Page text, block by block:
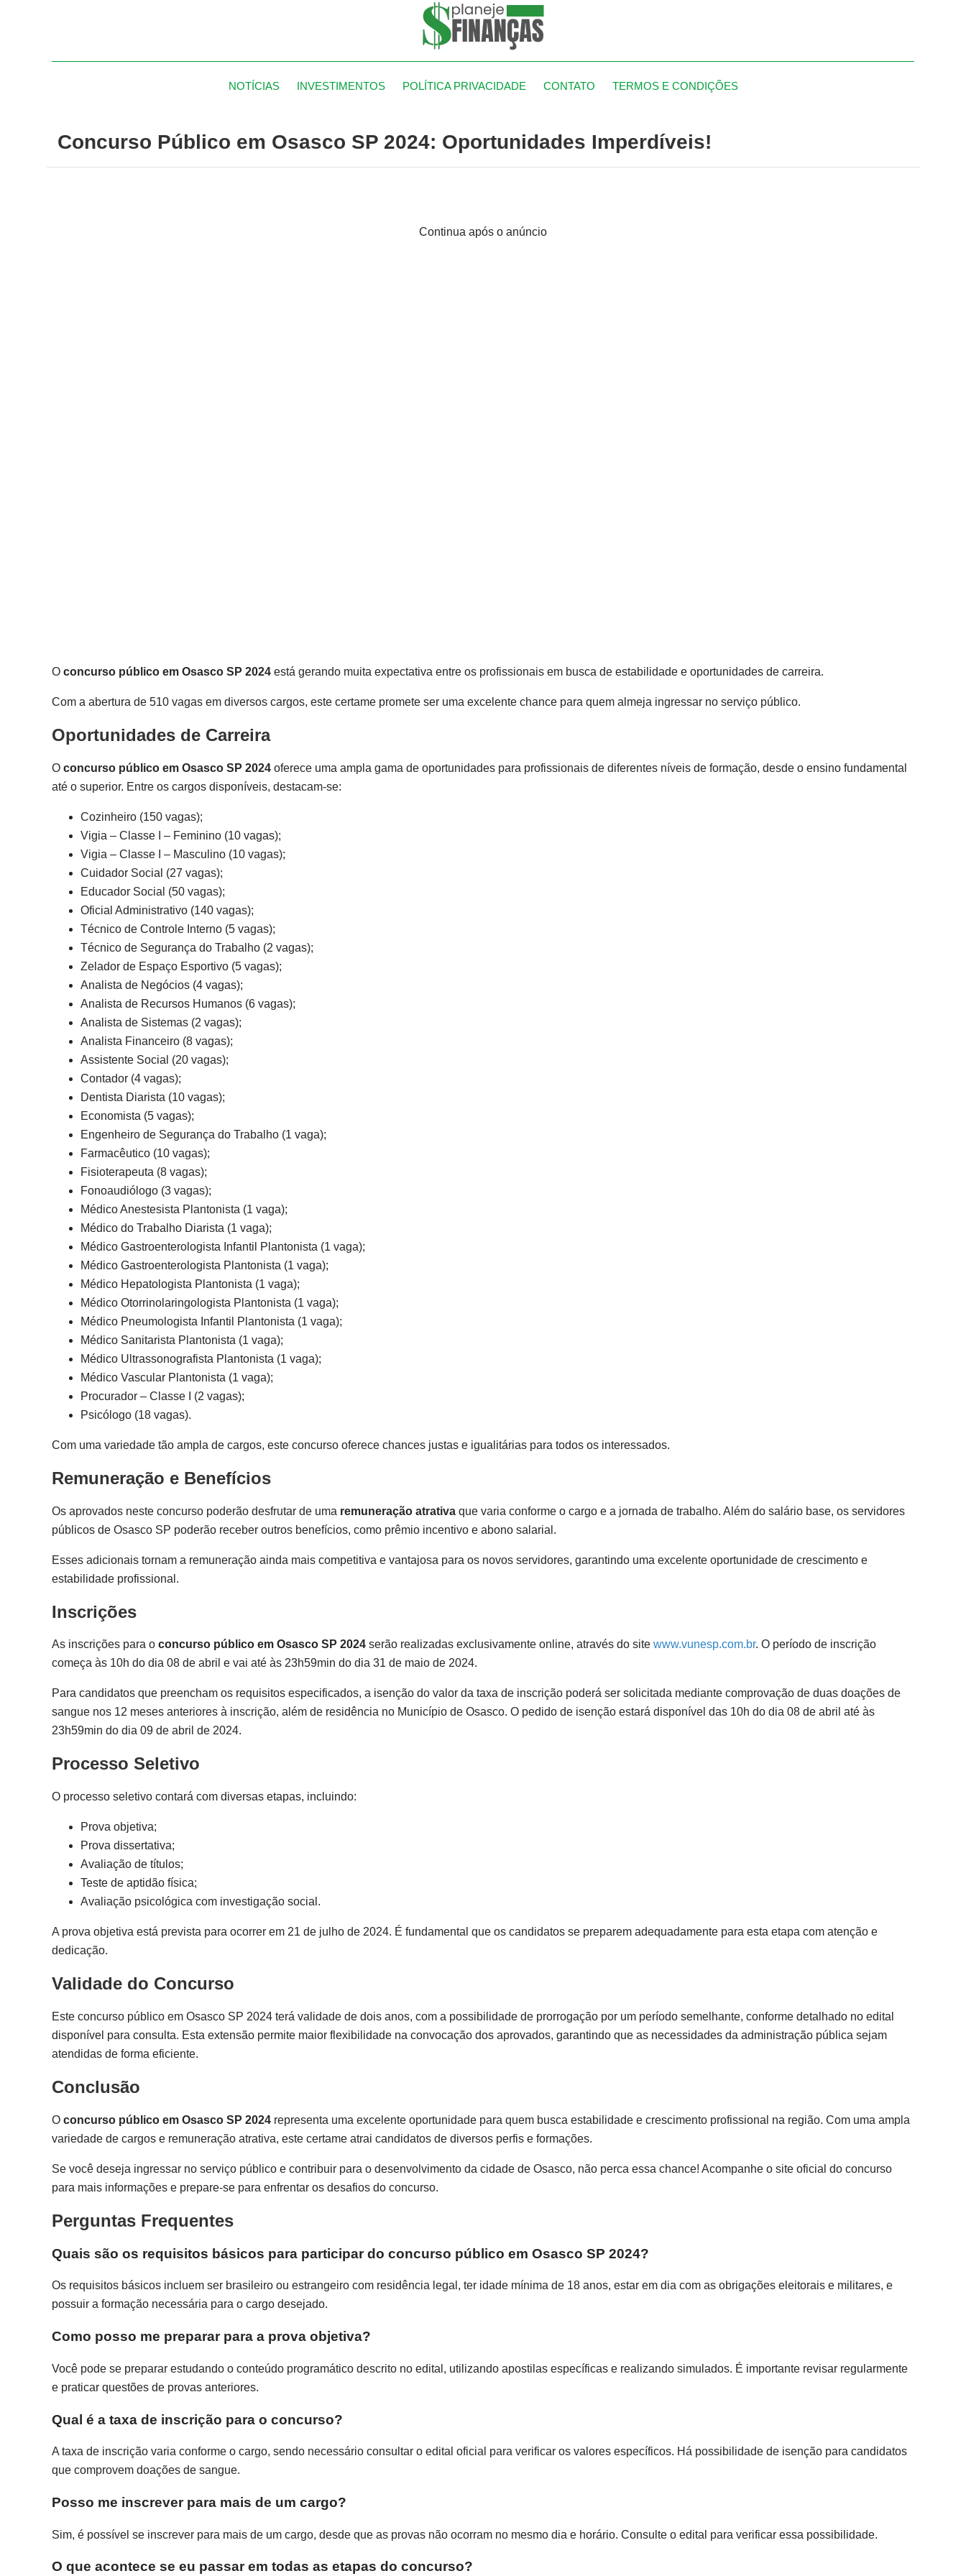
NOTÍCIAS INVESTIMENTOS POLÍTICA PRIVACIDADE CONTATO TERMOS E CONDIÇÕES
Concurso Público em Osasco SP 2024: Oportunidades Imperdíveis!
Continua após o anúncio
O concurso público em Osasco SP 2024 está gerando muita expectativa entre os profissionais em busca de estabilidade e oportunidades de carreira.
Com a abertura de 510 vagas em diversos cargos, este certame promete ser uma excelente chance para quem almeja ingressar no serviço público.
Oportunidades de Carreira
O concurso público em Osasco SP 2024 oferece uma ampla gama de oportunidades para profissionais de diferentes níveis de formação, desde o ensino fundamental
até o superior. Entre os cargos disponíveis, destacam-se:
Cozinheiro (150 vagas);
Vigia – Classe I – Feminino (10 vagas);
Vigia – Classe I – Masculino (10 vagas);
Cuidador Social (27 vagas);
Educador Social (50 vagas);
Oficial Administrativo (140 vagas);
Técnico de Controle Interno (5 vagas);
Técnico de Segurança do Trabalho (2 vagas);
Zelador de Espaço Esportivo (5 vagas);
Analista de Negócios (4 vagas);
Analista de Recursos Humanos (6 vagas);
Analista de Sistemas (2 vagas);
Analista Financeiro (8 vagas);
Assistente Social (20 vagas);
Contador (4 vagas);
Dentista Diarista (10 vagas);
Economista (5 vagas);
Engenheiro de Segurança do Trabalho (1 vaga);
Farmacêutico (10 vagas);
Fisioterapeuta (8 vagas);
Fonoaudiólogo (3 vagas);
Médico Anestesista Plantonista (1 vaga);
Médico do Trabalho Diarista (1 vaga);
Médico Gastroenterologista Infantil Plantonista (1 vaga);
Médico Gastroenterologista Plantonista (1 vaga);
Médico Hepatologista Plantonista (1 vaga);
Médico Otorrinolaringologista Plantonista (1 vaga);
Médico Pneumologista Infantil Plantonista (1 vaga);
Médico Sanitarista Plantonista (1 vaga);
Médico Ultrassonografista Plantonista (1 vaga);
Médico Vascular Plantonista (1 vaga);
Procurador – Classe I (2 vagas);
Psicólogo (18 vagas).
Com uma variedade tão ampla de cargos, este concurso oferece chances justas e igualitárias para todos os interessados.
Remuneração e Benefícios
Os aprovados neste concurso poderão desfrutar de uma remuneração atrativa que varia conforme o cargo e a jornada de trabalho. Além do salário base, os servidores
públicos de Osasco SP poderão receber outros benefícios, como prêmio incentivo e abono salarial.
Esses adicionais tornam a remuneração ainda mais competitiva e vantajosa para os novos servidores, garantindo uma excelente oportunidade de crescimento e
estabilidade profissional.
Inscrições
As inscrições para o concurso público em Osasco SP 2024 serão realizadas exclusivamente online, através do site www.vunesp.com.br. O período de inscrição
começa às 10h do dia 08 de abril e vai até às 23h59min do dia 31 de maio de 2024.
Para candidatos que preencham os requisitos especificados, a isenção do valor da taxa de inscrição poderá ser solicitada mediante comprovação de duas doações de
sangue nos 12 meses anteriores à inscrição, além de residência no Município de Osasco. O pedido de isenção estará disponível das 10h do dia 08 de abril até às
23h59min do dia 09 de abril de 2024.
Processo Seletivo
O processo seletivo contará com diversas etapas, incluindo:
Prova objetiva;
Prova dissertativa;
Avaliação de títulos;
Teste de aptidão física;
Avaliação psicológica com investigação social.
A prova objetiva está prevista para ocorrer em 21 de julho de 2024. É fundamental que os candidatos se preparem adequadamente para esta etapa com atenção e
dedicação.
Validade do Concurso
Este concurso público em Osasco SP 2024 terá validade de dois anos, com a possibilidade de prorrogação por um período semelhante, conforme detalhado no edital
disponível para consulta. Esta extensão permite maior flexibilidade na convocação dos aprovados, garantindo que as necessidades da administração pública sejam
atendidas de forma eficiente.
Conclusão
O concurso público em Osasco SP 2024 representa uma excelente oportunidade para quem busca estabilidade e crescimento profissional na região. Com uma ampla
variedade de cargos e remuneração atrativa, este certame atrai candidatos de diversos perfis e formações.
Se você deseja ingressar no serviço público e contribuir para o desenvolvimento da cidade de Osasco, não perca essa chance! Acompanhe o site oficial do concurso
para mais informações e prepare-se para enfrentar os desafios do concurso.
Perguntas Frequentes
Quais são os requisitos básicos para participar do concurso público em Osasco SP 2024?
Os requisitos básicos incluem ser brasileiro ou estrangeiro com residência legal, ter idade mínima de 18 anos, estar em dia com as obrigações eleitorais e militares, e
possuir a formação necessária para o cargo desejado.
Como posso me preparar para a prova objetiva?
Você pode se preparar estudando o conteúdo programático descrito no edital, utilizando apostilas específicas e realizando simulados. É importante revisar regularmente
e praticar questões de provas anteriores.
Qual é a taxa de inscrição para o concurso?
A taxa de inscrição varia conforme o cargo, sendo necessário consultar o edital oficial para verificar os valores específicos. Há possibilidade de isenção para candidatos
que comprovem doações de sangue.
Posso me inscrever para mais de um cargo?
Sim, é possível se inscrever para mais de um cargo, desde que as provas não ocorram no mesmo dia e horário. Consulte o edital para verificar essa possibilidade.
O que acontece se eu passar em todas as etapas do concurso?